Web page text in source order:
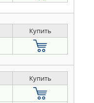
Купить
Купить